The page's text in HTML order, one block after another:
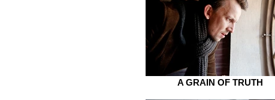
A GRAIN OF TRUTH